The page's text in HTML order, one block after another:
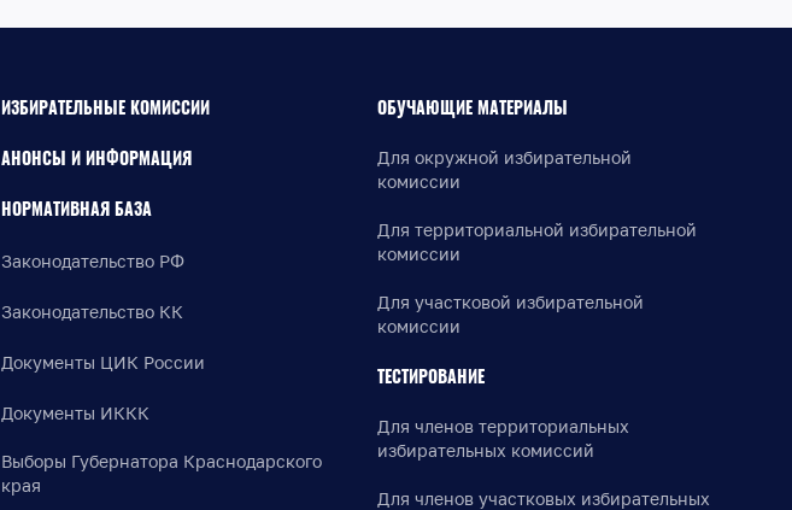
ИЗБИРАТЕЛЬНЫЕ КОМИССИИ
АНОНСЫ И ИНФОРМАЦИЯ
НОРМАТИВНАЯ БАЗА
Законодательство РФ
Законодательство КК
Документы ЦИК России
Документы ИККК
Выборы Губернатора Краснодарского
края
ОБУЧАЮЩИЕ МАТЕРИАЛЫ
Для окружной избирательной
комиссии
Для территориальной избирательной
комиссии
Для участковой избирательной
комиссии
ТЕСТИРОВАНИЕ
Для членов территориальных
избирательных комиссий
Для членов участковых избирательных